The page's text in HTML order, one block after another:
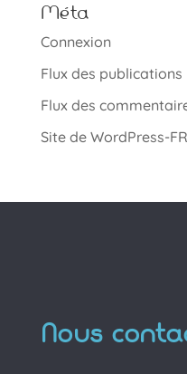
Méta
Connexion
Flux des publications
Flux des
Site de WordPress-FR
Nous